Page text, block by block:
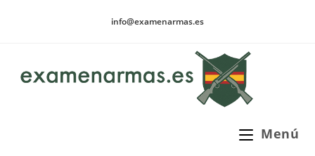
info@examenarmas.es
Menú